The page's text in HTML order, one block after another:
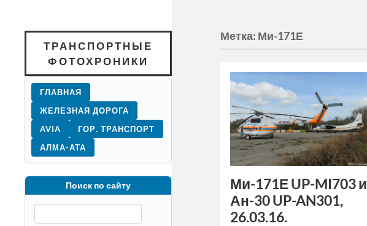
ТРАНСПОРТНЫЕ
ФОТОХРОНИКИ
ГЛАВНАЯ
ЖЕЛЕЗНАЯ ДОРОГА
AVIA
ГОР. ТРАНСПОРТ
АЛМА-АТА
Поиск по сайту
Метка: Ми-171Е
Ми-171Е UP-MI703 и
Ан-30 UP-AN301,
26.03.16.